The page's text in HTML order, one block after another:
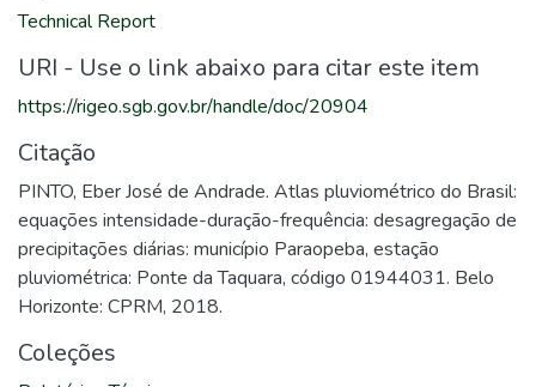
Technical Report
URI - Use o link abaixo para citar este item
https://rigeo.sgb.gov.br/handle/doc/20904
Citação
PINTO, Eber José de Andrade. Atlas pluviométrico do Brasil:
equações intensidade-duração-frequência: desagregação de
precipitações diárias: município Paraopeba, estação
pluviométrica: Ponte da Taquara, código 01944031. Belo
Horizonte: CPRM, 2018.
Coleções